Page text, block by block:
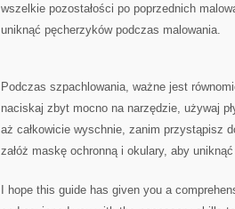
wszelkie pozostałości⁤ po poprzednich
uniknąć pęcherzyków podczas malowania.
Podczas szpachlowania, ważne jest
naciskaj ⁣zbyt mocno na narzędzie, używaj
aż całkowicie‌ wyschnie, zanim przystąpisz
załóż⁤ maskę ochronną i ⁣okulary, aby uniknąć
I hope this guide has given you a